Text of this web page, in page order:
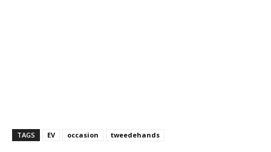
TAGS EV occasion tweedehands